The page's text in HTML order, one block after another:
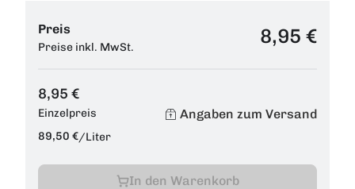
Preis
Preise inkl. MwSt. 8,95 €
8,95 €
Einzelpreis
89,50 €/Liter
Angaben zum Versand
In den Warenkorb